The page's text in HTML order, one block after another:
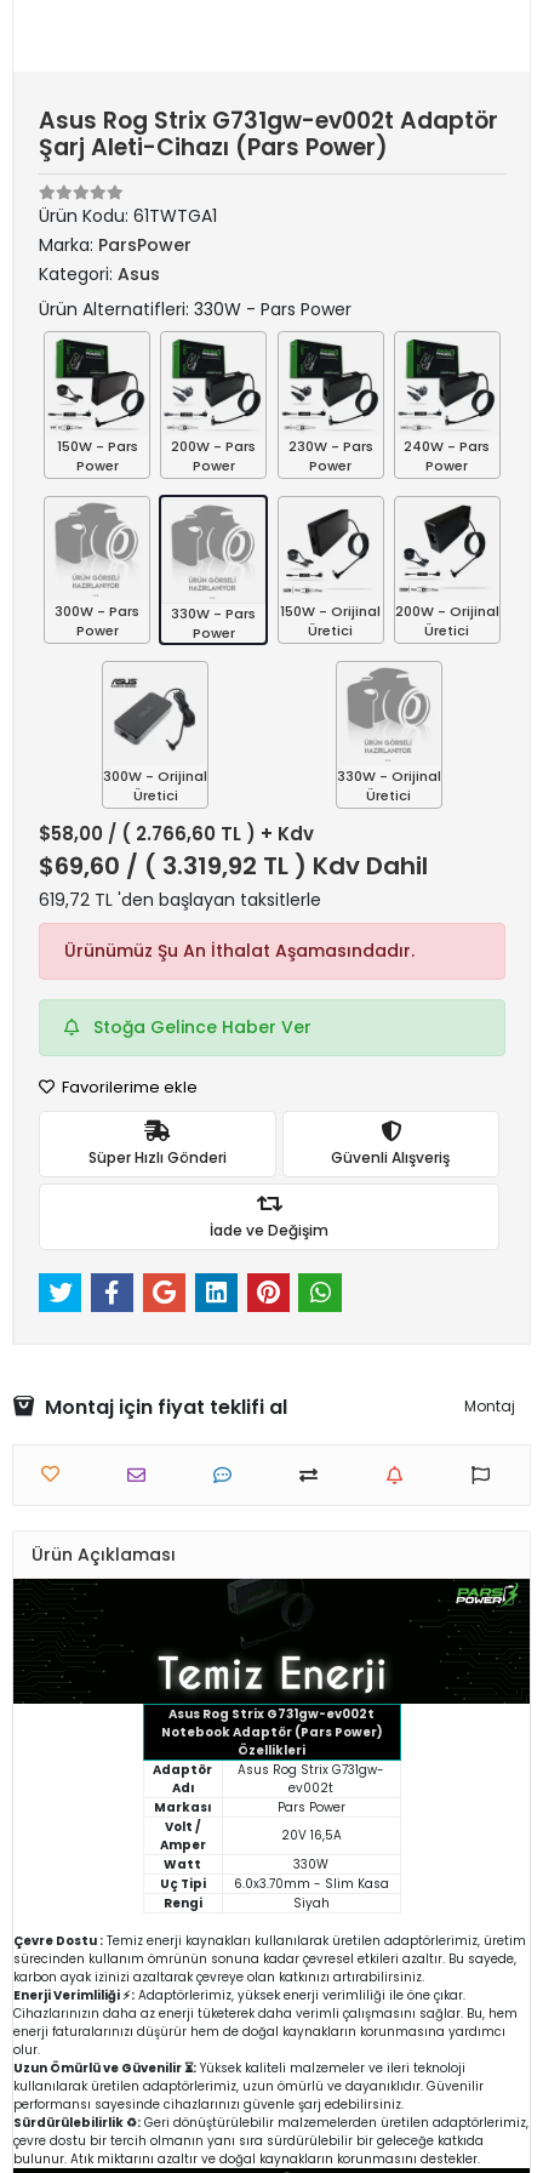
Asus Rog Strix G731gw-ev002t Adaptör
Şarj Aleti-Cihazı (Pars Power)
Ürün Kodu: 61TWTGA1
Marka: ParsPower
Kategori: Asus
Ürün Alternatifleri: 330W - Pars Power
150W - Pars
Power
200W - Pars
Power
230W - Pars
Power
240W - Pars
Power
300W - Pars
Power
330W - Pars
Power
150W - Orijinal
Üretici
200W - Orijinal
Üretici
300W - Orijinal
Üretici
330W - Orijinal
Üretici
$58,00 / ( 2.766,60 TL ) + Kdv
$69,60 / ( 3.319,92 TL ) Kdv Dahil
619,72 TL 'den başlayan taksitlerle
Ürünümüz Şu An İthalat Aşamasındadır.
Stoğa Gelince Haber Ver
Favorilerime ekle
Süper Hızlı Gönderi Güvenli Alışveriş
İade ve Değişim
Montaj için fiyat teklifi al Montaj
Ürün Açıklaması
Asus Rog Strix G731gw-ev002t
Notebook Adaptör (Pars Power)
Özellikleri
Adaptör
Adı
Asus Rog Strix G731gw-
ev002t
Markası
Pars Power
Volt /
Amper
20V 16,5A
Watt
330W
Uç Tipi
6.0x3.70mm - Slim Kasa
Rengi
Siyah
Çevre Dostu : Temiz enerji kaynakları kullanılarak üretilen adaptörlerimiz, üretim
sürecinden kullanım ömrünün sonuna kadar çevresel etkileri azaltır. Bu sayede,
karbon ayak izinizi azaltarak çevreye olan katkınızı artırabilirsiniz.
Enerji Verimliliği ⚡: Adaptörlerimiz, yüksek enerji verimliliği ile öne çıkar.
Cihazlarınızın daha az enerji tüketerek daha verimli çalışmasını sağlar. Bu, hem
enerji faturalarınızı düşürür hem de doğal kaynakların korunmasına yardımcı
olur.
Uzun Ömürlü ve Güvenilir ⏳: Yüksek kaliteli malzemeler ve ileri teknoloji
kullanılarak üretilen adaptörlerimiz, uzun ömürlü ve dayanıklıdır. Güvenilir
performansı sayesinde cihazlarınızı güvenle şarj edebilirsiniz.
Sürdürülebilirlik ♻️: Geri dönüştürülebilir malzemelerden üretilen adaptörlerimiz,
çevre dostu bir tercih olmanın yanı sıra sürdürülebilir bir geleceğe katkıda
bulunur. Atık miktarını azaltır ve doğal kaynakların korunmasını destekler.